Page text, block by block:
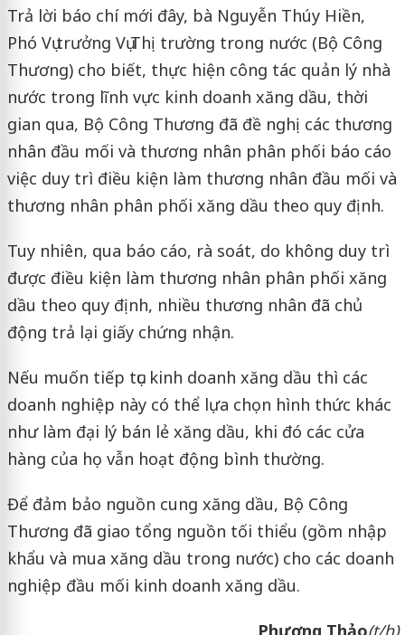
Trả lời báo chí mới đây, bà Nguyễn Thúy Hiền,
Phó Vụ trưởng Vụ Thị trường trong nước (Bộ Công
Thương) cho biết, thực hiện công tác quản lý nhà
nước trong lĩnh vực kinh doanh xăng dầu, thời
gian qua, Bộ Công Thương đã đề nghị các thương
nhân đầu mối và thương nhân phân phối báo cáo
việc duy trì điều kiện làm thương nhân đầu mối và
thương nhân phân phối xăng dầu theo quy định.
Tuy nhiên, qua báo cáo, rà soát, do không duy trì
được điều kiện làm thương nhân phân phối xăng
dầu theo quy định, nhiều thương nhân đã chủ
động trả lại giấy chứng nhận.
Nếu muốn tiếp tục kinh doanh xăng dầu thì các
doanh nghiệp này có thể lựa chọn hình thức khác
như làm đại lý bán lẻ xăng dầu, khi đó các cửa
hàng của họ vẫn hoạt động bình thường.
Để đảm bảo nguồn cung xăng dầu, Bộ Công
Thương đã giao tổng nguồn tối thiểu (gồm nhập
khẩu và mua xăng dầu trong nước) cho các doanh
nghiệp đầu mối kinh doanh xăng dầu.